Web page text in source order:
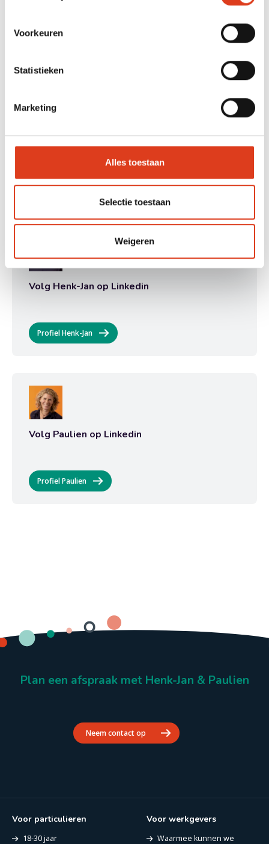
Voorkeuren
Statistieken
Marketing
Alles toestaan
Selectie toestaan
Weigeren
Volg Henk-Jan op Linkedin
Profiel Henk-Jan
Volg Paulien op Linkedin
Profiel Paulien
Plan een afspraak met Henk-Jan & Paulien
Neem contact op
Voor particulieren
18-30 jaar
Voor werkgevers
Waarmee kunnen we